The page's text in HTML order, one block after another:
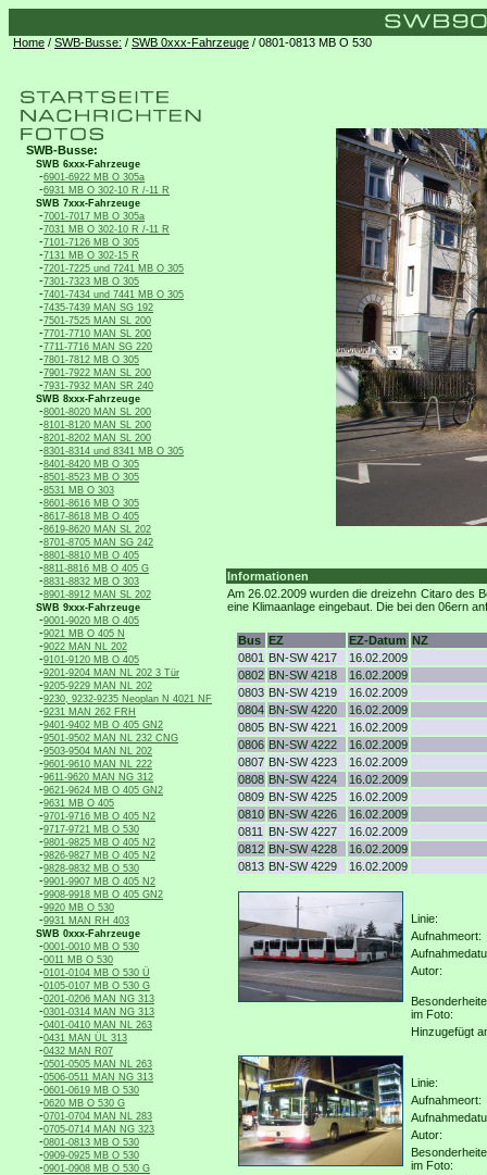
Home / SWB-Busse: / SWB 0xxx-Fahrzeuge / 0801-0813 MB O 530
SWB-Busse:
SWB 6xxx-Fahrzeuge
-6901-6922 MB O 305a
-6931 MB O 302-10 R /-11 R
SWB 7xxx-Fahrzeuge
-7001-7017 MB O 305a
-7031 MB O 302-10 R /-11 R
-7101-7126 MB O 305
-7131 MB O 302-15 R
-7201-7225 und 7241 MB O 305
-7301-7323 MB O 305
-7401-7434 und 7441 MB O 305
-7435-7439 MAN SG 192
-7501-7525 MAN SL 200
-7701-7710 MAN SL 200
-7711-7716 MAN SG 220
-7801-7812 MB O 305
-7901-7922 MAN SL 200
-7931-7932 MAN SR 240
SWB 8xxx-Fahrzeuge
-8001-8020 MAN SL 200
-8101-8120 MAN SL 200
-8201-8202 MAN SL 200
-8301-8314 und 8341 MB O 305
-8401-8420 MB O 305
-8501-8523 MB O 305
-8531 MB O 303
-8601-8616 MB O 305
-8617-8618 MB O 405
-8619-8620 MAN SL 202
-8701-8705 MAN SG 242
-8801-8810 MB O 405
-8811-8816 MB O 405 G
-8831-8832 MB O 303
-8901-8912 MAN SL 202
SWB 9xxx-Fahrzeuge
-9001-9020 MB O 405
-9021 MB O 405 N
-9022 MAN NL 202
-9101-9120 MB O 405
-9201-9204 MAN NL 202 3 Tür
-9205-9229 MAN NL 202
-9230, 9232-9235 Neoplan N 4021 NF
-9231 MAN 262 FRH
-9401-9402 MB O 405 GN2
-9501-9502 MAN NL 232 CNG
-9503-9504 MAN NL 202
-9601-9610 MAN NL 222
-9611-9620 MAN NG 312
-9621-9624 MB O 405 GN2
-9631 MB O 405
-9701-9716 MB O 405 N2
-9717-9721 MB O 530
-9801-9825 MB O 405 N2
-9826-9827 MB O 405 N2
-9828-9832 MB O 530
-9901-9907 MB O 405 N2
-9908-9918 MB O 405 GN2
-9920 MB O 530
-9931 MAN RH 403
SWB 0xxx-Fahrzeuge
-0001-0010 MB O 530
-0011 MB O 530
-0101-0104 MB O 530 Ü
-0105-0107 MB O 530 G
-0201-0206 MAN NG 313
-0301-0314 MAN NG 313
-0401-0410 MAN NL 263
-0431 MAN ÜL 313
-0432 MAN R07
-0501-0505 MAN NL 263
-0506-0511 MAN NG 313
-0601-0619 MB O 530
-0620 MB O 530 G
-0701-0704 MAN NL 283
-0705-0714 MAN NG 323
-0801-0813 MB O 530
-0909-0925 MB O 530
-0901-0908 MB O 530 G
Informationen
Am 26.02.2009 wurden die dreizehn Citaro des
eine Klimaanlage eingebaut. Die bei den 06ern
Bus EZ EZ-Datum NZ
0801 BN-SW 4217
16.02.2009
0802 BN-SW 4218
16.02.2009
0803 BN-SW 4219
16.02.2009
0804 BN-SW 4220
16.02.2009
0805 BN-SW 4221
16.02.2009
0806 BN-SW 4222
16.02.2009
0807 BN-SW 4223
16.02.2009
0808 BN-SW 4224
16.02.2009
0809 BN-SW 4225
16.02.2009
0810 BN-SW 4226
16.02.2009
0811
BN-SW 4227
16.02.2009
0812 BN-SW 4228
16.02.2009
0813 BN-SW 4229 16.02.2009
Linie:
Aufnahmeort:
Autor:
im Foto:
Hinzugefügt
Linie:
Aufnahmeort:
Autor:
im Foto: